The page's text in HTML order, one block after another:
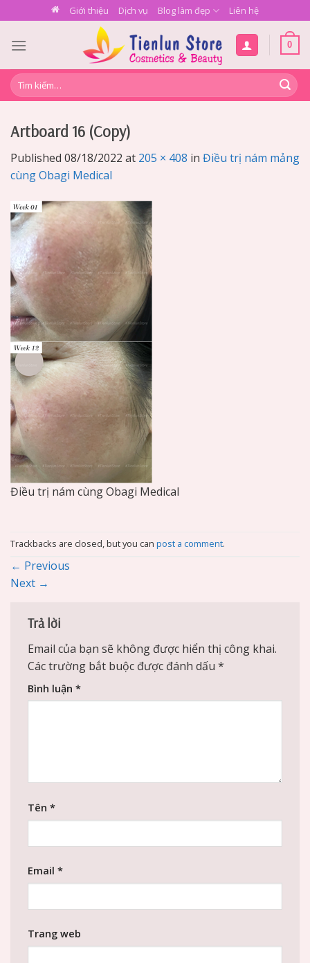
to
content
Giới thiệu Dịch vụ Blog làm đẹp Liên hệ
0
Tìm
kiếm:
Artboard 16 (Copy)
Published 08/18/2022 at 205 × 408 in Điều trị nám mảng
cùng Obagi Medical
Điều trị nám cùng Obagi Medical
Trackbacks are closed, but you can post a comment.
← Previous
Next →
Trả lời
Email của bạn sẽ không được hiển thị công khai.
Các trường bắt buộc được đánh dấu *
Bình luận *
Tên *
Email *
Trang web